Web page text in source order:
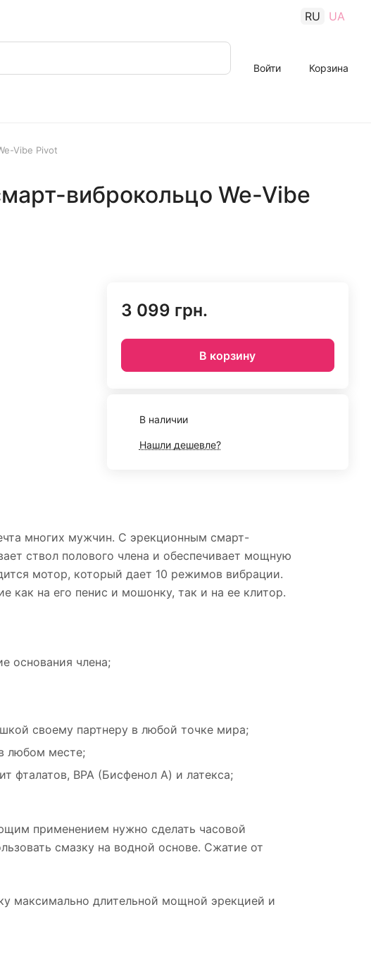
RU UA
Войти Корзина
Vibe Pivot
виброкольцо We-Vibe
3 099 грн.
В корзину
В наличии
Нашли дешевле?
многих мужчин. С эрекционным смарт-
ствол полового члена и обеспечивает мощную
мотор, который дает 10 режимов вибрации.
как на его пенис и мошонку, так и на ее клитор.
основания члена;
своему партнеру в любой точке мира;
любом месте;
фталатов, BPA (Бисфенол А) и латекса;
применением нужно сделать часовой
смазку на водной основе. Сжатие от
максимально длительной мощной эрекцией и